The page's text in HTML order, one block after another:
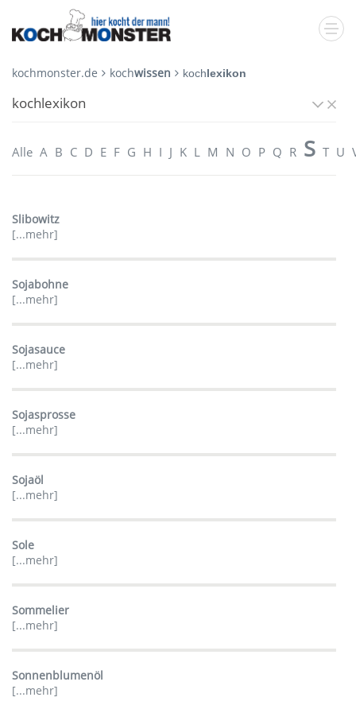
kochmonster.de kochwissen kochlexikon
kochlexikon
Alle A B C D E F G H I J K L M N O P Q R S T U
Slibowitz
[...mehr]
Sojabohne
[...mehr]
Sojasauce
[...mehr]
Sojasprosse
[...mehr]
Sojaöl
[...mehr]
Sole
[...mehr]
Sommelier
[...mehr]
Sonnenblumenöl
[...mehr]